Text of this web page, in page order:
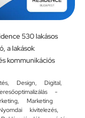
530 lakásos
a lakások
kommunikációs
, Design, Digital,
-
, Marketing
kivitelezés,